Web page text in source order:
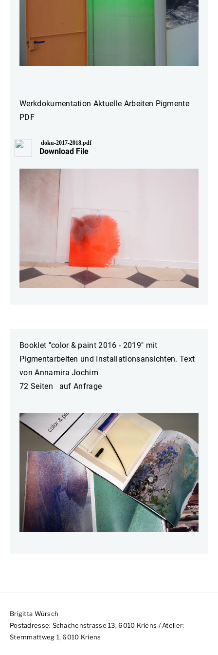
Werkdokumentation Aktuelle Arbeiten Pigmente
PDF
doku-2017-2018.pdf
Download File
Booklet "color & paint 2016 - 2019" mit
Pigmentarbeiten und Installationsansichten.Text
von Annamira Jochim
72 Seiten auf Anfrage
Brigitta Würsch
Postadresse: Schachenstrasse 13, 6010 Kriens / Atelier:
Sternmattweg 1, 6010 Kriens